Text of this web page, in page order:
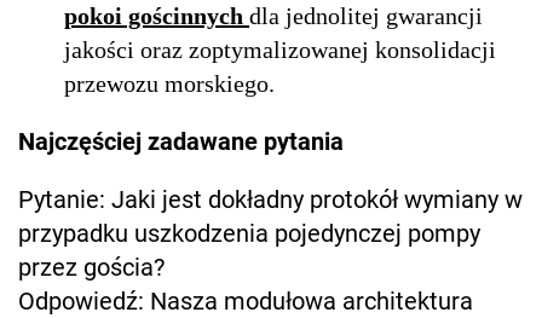
pokoi gościnnych dla jednolitej gwarancji
jakości oraz zoptymalizowanej konsolidacji
przewozu morskiego.
Najczęściej zadawane pytania
Pytanie: Jaki jest dokładny protokół wymiany w
przypadku uszkodzenia pojedynczej pompy
przez gościa?
Odpowiedź: Nasza modułowa architektura